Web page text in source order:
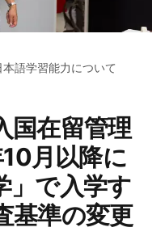
語学習能力について
国在留管理
月以降に
」で入学す
基準の変更